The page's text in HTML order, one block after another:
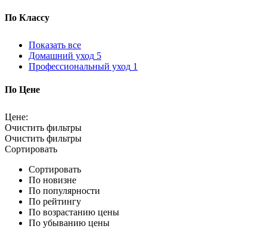
По Классу
Показать все
Домашний уход 5
Профессиональный уход 1
По Цене
Цене:
Очистить фильтры
Очистить фильтры
Сортировать
Сортировать
По новизне
По популярности
По рейтингу
По возрастанию цены
По убыванию цены